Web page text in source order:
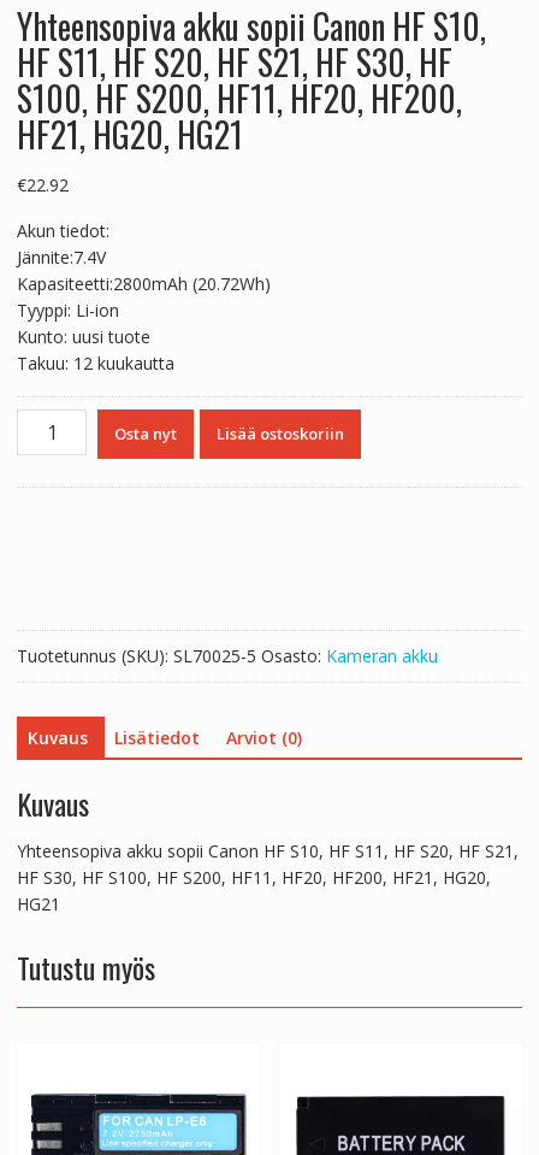
Yhteensopiva akku sopii Canon HF S10,
HF S11, HF S20, HF S21, HF S30, HF
S100, HF S200, HF11, HF20, HF200,
HF21, HG20, HG21
€22.92
Akun tiedot:
Jännite:7.4V
Kapasiteetti:2800mAh (20.72Wh)
Tyyppi: Li-ion
Kunto: uusi tuote
Takuu: 12 kuukautta
Yhteensopiva
HF
S20,
HF
S21,
HF
S30,
HF
S100,
HF
S200,
HF11,
HF21,
HG20,
Osta nyt Lisää ostoskoriin
Tuotetunnus (SKU): SL70025-5 Osasto: Kameran akku
Kuvaus Lisätiedot Arviot (0)
Kuvaus
Yhteensopiva akku sopii Canon HF S10, HF S11, HF S20, HF S21,
HF S30, HF S100, HF S200, HF11, HF20, HF200, HF21, HG20,
HG21
Tutustu myös